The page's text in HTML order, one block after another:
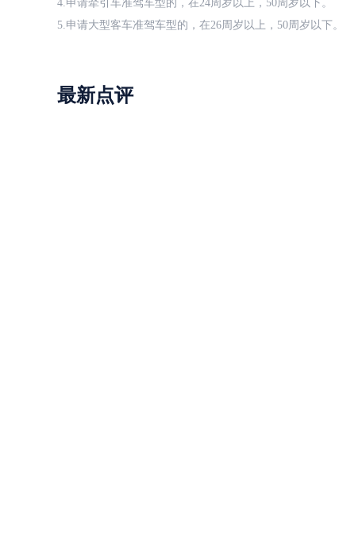
4.申请牵引车准驾车型的，在24周岁以上，50周岁以下。
5.申请大型客车准驾车型的，在26周岁以上，50周岁以下。
最新点评